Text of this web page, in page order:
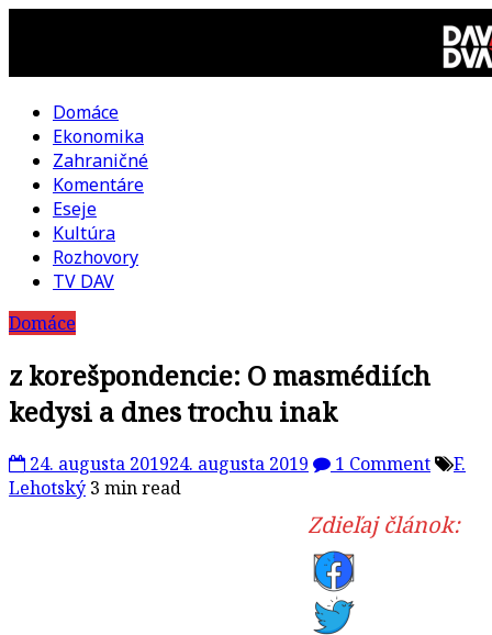
DAV
DVA
kultúrno-
politická
revue
Domáce
Ekonomika
Zahraničné
Komentáre
Eseje
Kultúra
Rozhovory
TV DAV
Domáce
z korešpondencie: O masmédiích
kedysi a dnes trochu inak
24. augusta 201924. augusta 2019 1 Comment
F.
Lehotský 3 min read
Zdieľaj článok: